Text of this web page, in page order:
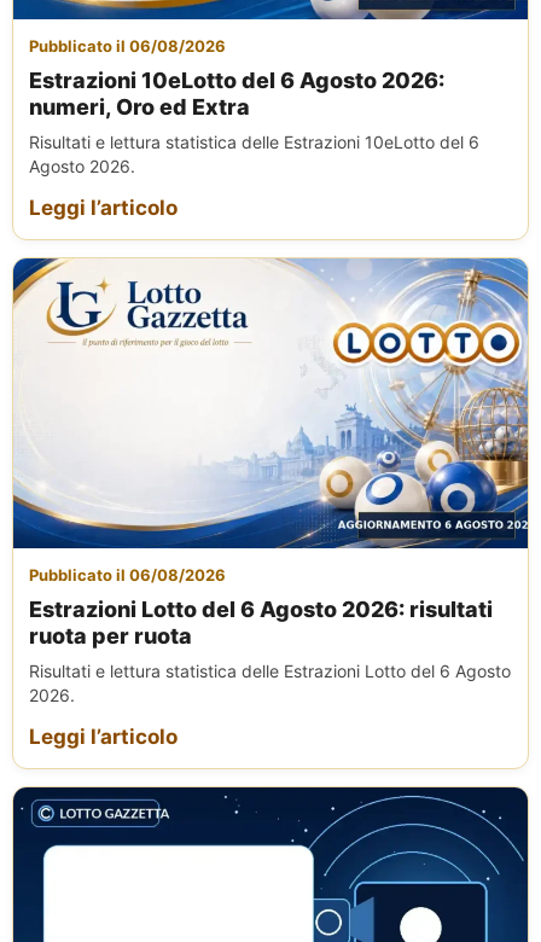
Pubblicato il 06/08/2026
Estrazioni 10eLotto del 6 Agosto 2026:
numeri, Oro ed Extra
Risultati e lettura statistica delle Estrazioni 10eLotto del 6
Agosto 2026.
Leggi l’articolo
Pubblicato il 06/08/2026
Estrazioni Lotto del 6 Agosto 2026: risultati
ruota per ruota
Risultati e lettura statistica delle Estrazioni Lotto del 6 Agosto
2026.
Leggi l’articolo